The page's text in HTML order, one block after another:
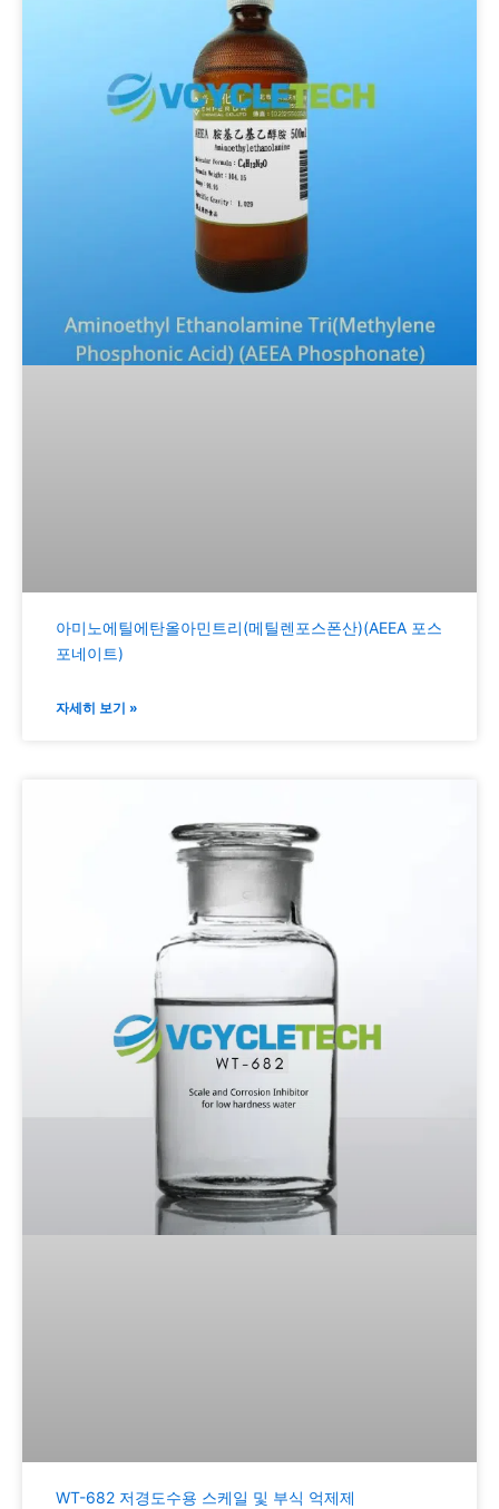
아미노에틸에탄올아민트리(메틸렌포스폰산)(AEEA 포스
포네이트)
자세히 보기 »
WT-682 저경도수용 스케일 및 부식 억제제